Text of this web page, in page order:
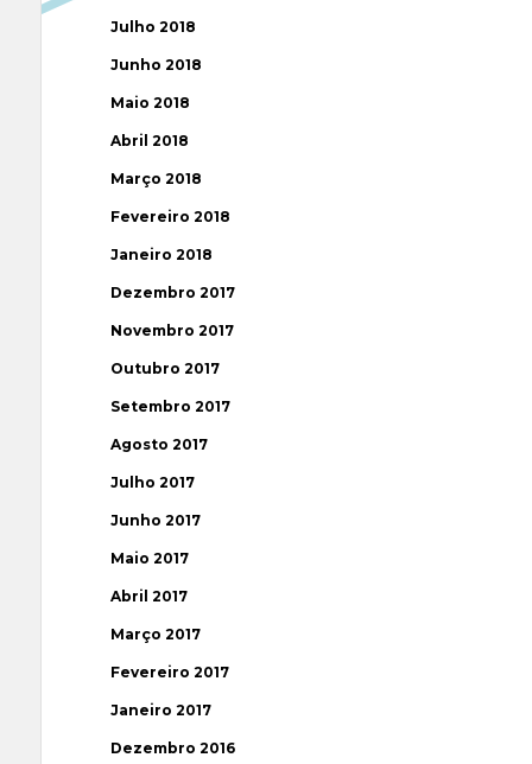
Julho 2018
Junho 2018
Maio 2018
Abril 2018
Março 2018
Fevereiro 2018
Janeiro 2018
Dezembro 2017
Novembro 2017
Outubro 2017
Setembro 2017
Agosto 2017
Julho 2017
Junho 2017
Maio 2017
Abril 2017
Março 2017
Fevereiro 2017
Janeiro 2017
Dezembro 2016